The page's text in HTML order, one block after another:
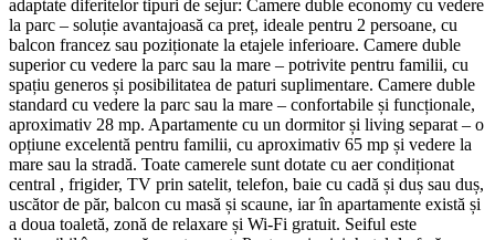
adaptate diferitelor tipuri de sejur: Camere duble economy cu vedere
la parc – soluție avantajoasă ca preț, ideale pentru 2 persoane, cu
balcon francez sau poziționate la etajele inferioare. Camere duble
superior cu vedere la parc sau la mare – potrivite pentru familii, cu
spațiu generos și posibilitatea de paturi suplimentare. Camere duble
standard cu vedere la parc sau la mare – confortabile și funcționale,
aproximativ 28 mp. Apartamente cu un dormitor și living separat – o
opțiune excelentă pentru familii, cu aproximativ 65 mp și vedere la
mare sau la stradă. Toate camerele sunt dotate cu aer condiționat
central , frigider, TV prin satelit, telefon, baie cu cadă și duș sau duș,
uscător de păr, balcon cu masă și scaune, iar în apartamente există și
a doua toaletă, zonă de relaxare și Wi‑Fi gratuit. Seiful este